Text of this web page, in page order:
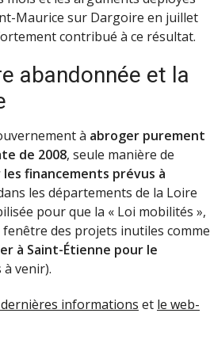
Maurice sur Dargoire en juillet
contribué à ce résultat.
abandonnée et la
à abroger purement
de 2008, seule manière de
les financements prévus à
les départements de la Loire
pour que la « Loi mobilités »,
des projets inutiles comme
à Saint-Étienne pour le
venir).
informations et le web-